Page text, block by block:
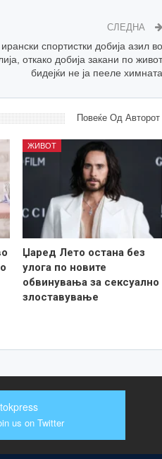
СЛЕДНА
спортистки добија азил во
откако добија закани по живот
бидејќи не ја пееле химната
Повеќе Од Авторот
ЖИВОТ
Џаред Лето остана без
улога по новите
обвинувања за сексуално
злоставување
us on Twitter